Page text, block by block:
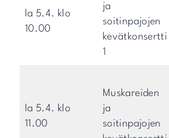
la 5.4. klo
10.00
ja
soitinpajojen
kevätkonsertti
1
la 5.4. klo
11.00
Muskareiden
ja
soitinpajojen